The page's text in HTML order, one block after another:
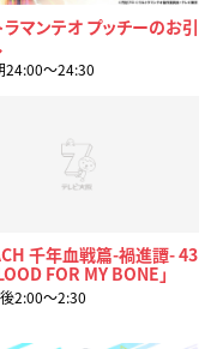
ラマンテオ プッチーのお引
24:00〜24:30
千年血戦篇-禍進譚- 43
FOR MY BONE」
2:00〜2:30